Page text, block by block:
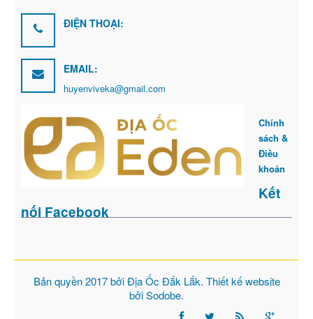
ĐIỆN THOẠI:
EMAIL:
huyenviveka@gmail.com
Chính
sách &
Điều
khoản
Kết
nối Facebook
Bản quyền 2017 bởiĐịa Ốc Đắk Lắk. Thiết kế website
bởiSodobe.